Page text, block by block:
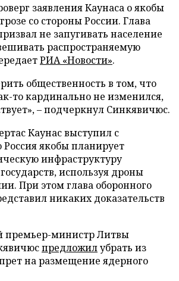
заявления Каунаса о якобы
со стороны России. Глава
не запугивать население
распространяемую
РИА «Новости».
общественность в том, что
то кардинально не изменился,
– подчеркнул Синкявичюс.
Каунас выступил с
Россия якобы планирует
инфраструктуру
используя дроны
При этом глава оборонного
никаких доказательств
премьер-министр Литвы
предложилубрать из
на размещение ядерного